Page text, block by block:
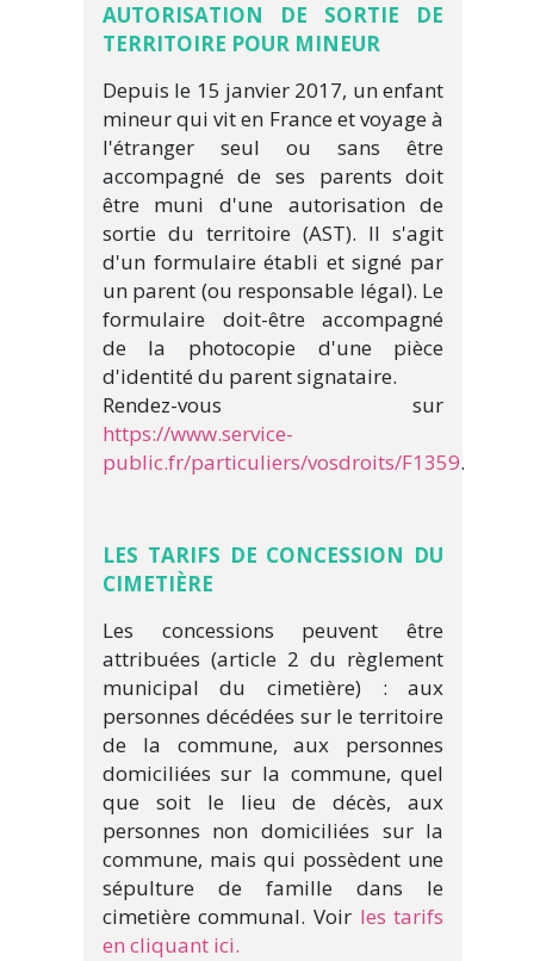
AUTORISATION DE SORTIE DE
TERRITOIRE POUR MINEUR
Depuis le 15 janvier 2017, un enfant
mineur qui vit en France et voyage à
l'étranger seul ou sans être
accompagné de ses parents doit
être muni d'une autorisation de
sortie du territoire (AST). Il s'agit
d'un formulaire établi et signé par
un parent (ou responsable légal). Le
formulaire doit-être accompagné
de la photocopie d'une pièce
d'identité du parent signataire.
Rendez-vous sur
https://www.service-
public.fr/particuliers/vosdroits/F1359.
LES TARIFS DE CONCESSION DU
CIMETIÈRE
Les concessions peuvent être
attribuées (article 2 du règlement
municipal du cimetière) : aux
personnes décédées sur le territoire
de la commune, aux personnes
domiciliées sur la commune, quel
que soit le lieu de décès, aux
personnes non domiciliées sur la
commune, mais qui possèdent une
sépulture de famille dans le
cimetière communal. Voir les tarifs
en cliquant ici.